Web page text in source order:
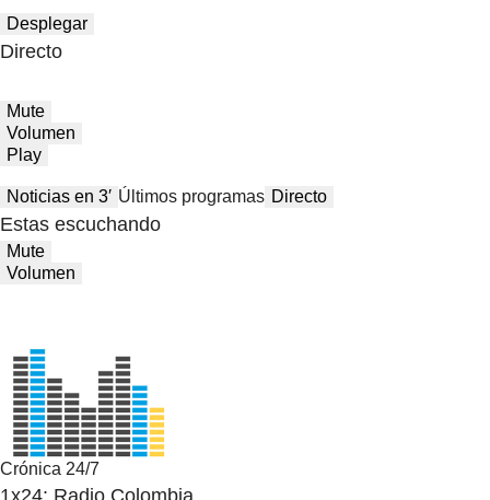
Desplegar
Directo
Mute
Volumen
Play
Noticias en 3′ Últimos programas Directo
Estas escuchando
Mute
Volumen
Crónica 24/7